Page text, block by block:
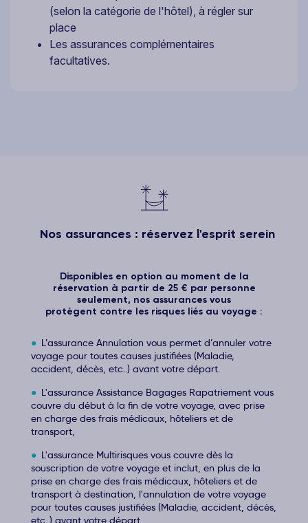
(selon la catégorie de l'hôtel), à régler sur
place
Les assurances complémentaires
facultatives.
Nos assurances : réservez l'esprit serein
Disponibles en option au moment de la
réservation à partir de 25 € par personne
seulement, nos assurances vous
protègent contre les risques liés au voyage :
L’assurance Annulation vous permet d’annuler votre
voyage pour toutes causes justifiées (Maladie,
accident, décès, etc..) avant votre départ.
L'assurance Assistance Bagages Rapatriement vous
couvre du début à la fin de votre voyage, avec prise
en charge des frais médicaux, hôteliers et de
transport,
L'assurance Multirisques vous couvre dès la
souscription de votre voyage et inclut, en plus de la
prise en charge des frais médicaux, hôteliers et de
transport à destination, l'annulation de votre voyage
pour toutes causes justifiées (Maladie, accident, décès,
etc..) avant votre départ.